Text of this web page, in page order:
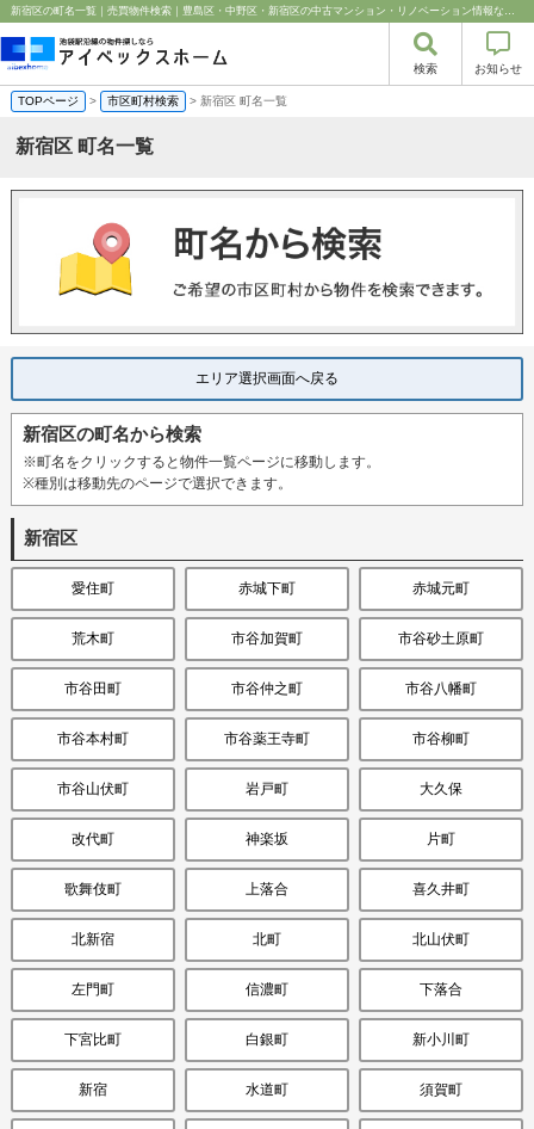
新宿区の町名一覧｜売買物件検索｜豊島区・中野区・新宿区の中古マンション・リノベーション情報なら池袋のアイベックスホーム！
検索 お知らせ
TOPページ > 市区町村検索 > 新宿区 町名一覧
新宿区 町名一覧
エリア選択画面へ戻る
新宿区の町名から検索
※町名をクリックすると物件一覧ページに移動します。
※種別は移動先のページで選択できます。
新宿区
愛住町 赤城下町 赤城元町
荒木町 市谷加賀町 市谷砂土原町
市谷田町 市谷仲之町 市谷八幡町
市谷本村町 市谷薬王寺町 市谷柳町
市谷山伏町 岩戸町 大久保
改代町 神楽坂 片町
歌舞伎町 上落合 喜久井町
北新宿 北町 北山伏町
左門町 信濃町 下落合
下宮比町 白銀町 新小川町
新宿 水道町 須賀町